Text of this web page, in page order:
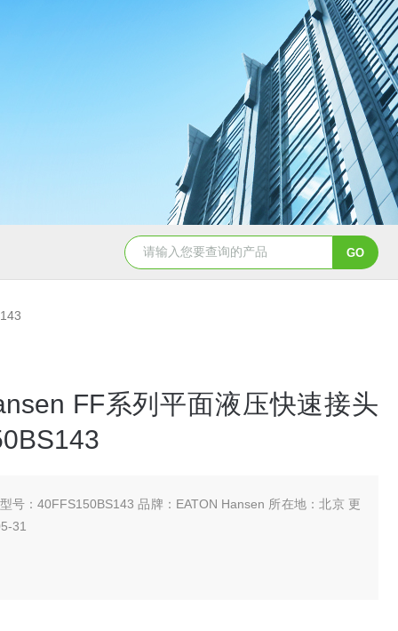
5347信德迈代理Parker 45度绝缘防水接头 5353信
FF系列平面液压快速接头
号：40FFS150BS143 品牌：EATON Hansen 所在地：北京 更
31